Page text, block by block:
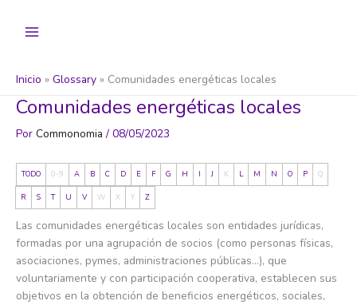
Inicio Glossary Comunidades energéticas locales
Comunidades energéticas locales
Por Commonomia / 08/05/2023
TODO 0-9 A B C D E F G H J K L M N O P Q
R S T U V W X Y Z
Las comunidades energéticas locales son entidades jurídicas,
formadas por una agrupación de socios (como personas físicas,
asociaciones, pymes, administraciones públicas…), que
voluntariamente y con participación cooperativa, establecen sus
objetivos en la obtención de beneficios energéticos, sociales,